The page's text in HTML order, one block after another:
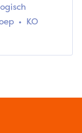
KO